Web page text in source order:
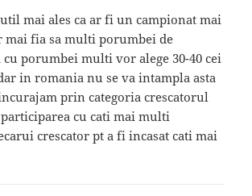
mai ales ca ar fi un campionat mai
mai fia sa multi porumbei de
porumbei multi vor alege 30-40 cei
in romania nu se va intampla asta
prin categoria crescatorul
cu cati mai multi
crescator pt a fi incasat cati mai